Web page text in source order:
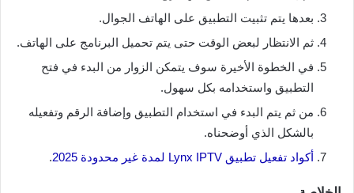
بعدها يتم تثبيت التطبيق على الهاتف الجوال.
ثم الانتظار لبعض الوقت حتى يتم تحميل البرنامج على الهاتف.
في الخطوة الأخيرة سوف يتمكن الزوار من البدء في فتح
التطبيق واستخدامه بكل سهول.
من ثم يتم البدء في استخدام التطبيق وإضافة الرقم وتفعيله
بالشكل الذي أوضحناه.
أكواد تفعيل تطبيق Lynx IPTV لمدة غير محدودة 2025
.